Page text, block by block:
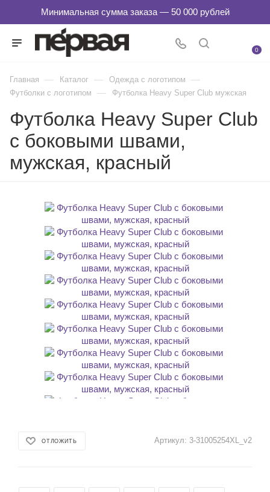
0
Главная — Каталог — Одежда с логотипом —
Футболки с логотипом — Футболка Heavy Super Club мужская
Футболка Heavy Super Club
с боковыми швами,
мужская, красный
ОТЛОЖИТЬ Артикул: 3-31005254XL_v2